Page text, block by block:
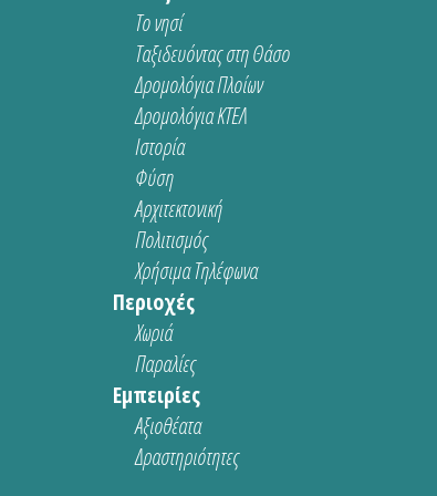
Το νησί
Ταξιδευόντας στη Θάσο
Δρομολόγια Πλοίων
Δρομολόγια ΚΤΕΛ
Ιστορία
Φύση
Αρχιτεκτονική
Πολιτισμός
Χρήσιμα Τηλέφωνα
Περιοχές
Χωριά
Παραλίες
Εμπειρίες
Αξιοθέατα
Δραστηριότητες